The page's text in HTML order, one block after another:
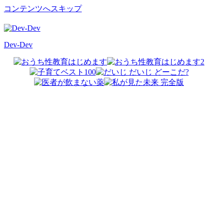
コンテンツへスキップ
Dev-Dev